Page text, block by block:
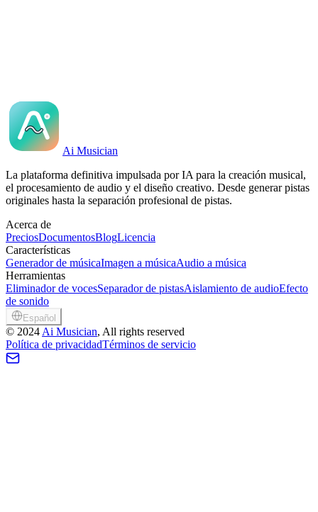
Generar Música IA Ahora
Ai Musician
La plataforma definitiva impulsada por IA para la creación musical,
el procesamiento de audio y el diseño creativo. Desde generar pistas
originales hasta la separación profesional de pistas.
Acerca de
PreciosDocumentosBlogLicencia
Características
Generador de músicaImagen a músicaAudio a música
Herramientas
Eliminador de vocesSeparador de pistasAislamiento de audioEfecto
de sonido
Español
© 2024 Ai Musician, All rights reserved
Política de privacidadTérminos de servicio